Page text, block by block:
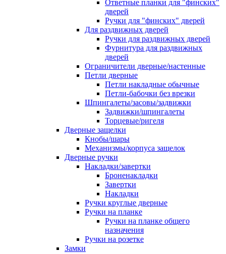
Ответные планки для "финских"
дверей
Ручки для "финских" дверей
Для раздвижных дверей
Ручки для раздвижных дверей
Фурнитура для раздвижных
дверей
Ограничители дверные/настенные
Петли дверные
Петли накладные обычные
Петли-бабочки без врезки
Шпингалеты/засовы/задвижки
Задвижки/шпингалеты
Торцевые/ригеля
Дверные защелки
Кнобы/шары
Механизмы/корпуса защелок
Дверные ручки
Накладки/завертки
Броненакладки
Завертки
Накладки
Ручки круглые дверные
Ручки на планке
Ручки на планке общего
назначения
Ручки на розетке
Замки